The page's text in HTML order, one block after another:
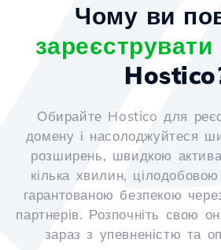
Чому ви
Обирайте Hostico для
домену і насолоджуйтеся
розширень, швидкою
кілька хвилин,
гарантованою безпекою
партнерів. Розпочніть свою
зараз з упевненістю та